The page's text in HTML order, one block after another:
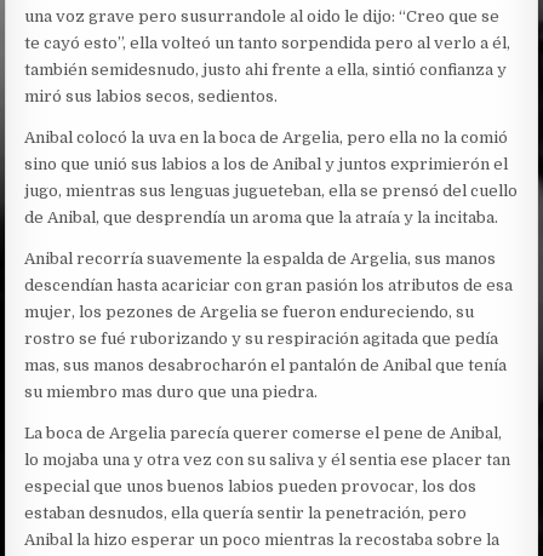
una voz grave pero susurrandole al oido le dijo: “Creo que se
te cayó esto”, ella volteó un tanto sorpendida pero al verlo a él,
también semidesnudo, justo ahi frente a ella, sintió confianza y
miró sus labios secos, sedientos.
Anibal colocó la uva en la boca de Argelia, pero ella no la comió
sino que unió sus labios a los de Anibal y juntos exprimierón el
jugo, mientras sus lenguas jugueteban, ella se prensó del cuello
de Anibal, que desprendía un aroma que la atraía y la incitaba.
Anibal recorría suavemente la espalda de Argelia, sus manos
descendían hasta acariciar con gran pasión los atributos de esa
mujer, los pezones de Argelia se fueron endureciendo, su
rostro se fué ruborizando y su respiración agitada que pedía
mas, sus manos desabrocharón el pantalón de Anibal que tenía
su miembro mas duro que una piedra.
La boca de Argelia parecía querer comerse el pene de Anibal,
lo mojaba una y otra vez con su saliva y él sentia ese placer tan
especial que unos buenos labios pueden provocar, los dos
estaban desnudos, ella quería sentir la penetración, pero
Anibal la hizo esperar un poco mientras la recostaba sobre la